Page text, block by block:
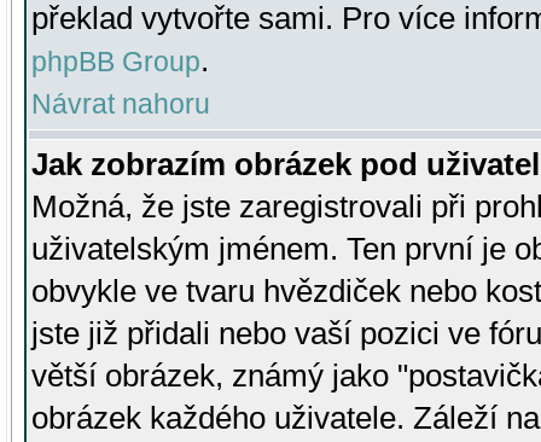
překlad vytvořte sami. Pro více
phpBB Group.
Návrat nahoru
Jak zobrazím obrázek pod
Možná, že jste zaregistrovali při
uživatelským jménem. Ten první je
obvykle ve tvaru hvězdiček nebo
jste již přidali nebo vaší pozici ve
větší obrázek, známý jako
obrázek každého uživatele. Záleží